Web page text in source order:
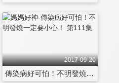
2017-09-20
傳染病好可怕！不明發燒一定要小心！ 第111集